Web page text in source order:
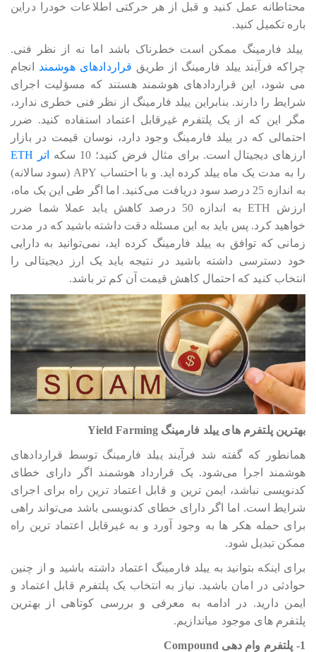
محتاطانه عمل کنید و قبل از هر حرکتی اطلاعات خودرا دراین
باره تکمیل کنید.
ییلد فارمینگ ممکن است خطرناک باشد اما نه از نظر فنی.
چراکه فرآیند ییلد فارمینگ از طریق قراردادهای هوشمند انجام
می شود، این قراردادهای هوشمند هستند که مسؤلیت اجرای
شرایط را دارند. بنابراین ییلد فارمینگ از نظر فنی خطری ندارد،
مگر این که از یک پلتفرم غیرقابل اعتماد استفاده کنید. ضرر
احتمالی که در ییلد فارمینگ وجود دارد، نوسان قیمت در بازار
ارزهای دیجیتال است. برای مثال فرض کنید؛ 10 سکه
اتر ETH
را به مدت یک ماه ییلد کرده اید. و با احتساب APY (سود سالانه)
به اندازه 25 درصد سود دریافت می‎‎‎‎‎‎کنید. اما اگر طی این یک ماه،
ارزش ETH به اندازه 50 درصد کاهش یابد عملا شما ضرر
خواهید کرد. پس باید به این مسئله دقت داشته باشید که در مدت
زمانی که توافق به ییلد فارمینگ کرده اید، نمی‎‎‎‎‎توانید به دارایی
خود دسترسی داشته باشید در نتیجه باید یک ارز دیجیتالی را
انتخاب کنید که احتمال کاهش قیمت آن کم تر باشد.
بهترین پلتفرم های ییلد فارمینگ Yield Farming
همانطور که گفته شد فرآیند ییلد فارمینگ توسط قراردادهای
هوشمند اجرا می‎‎‎‎‎‎‎‎‎شود. یک قرارداد هوشمند اگر دارای خطای
کدنویسی نباشد، ایمن ترین و قابل اعتماد ترین راه برای اجرای
شرایط است. اما اگر دارای خطای کدنویسی باشد می‎‎‎‎‎‎‎‎‎تواند راهی
برای حمله هکر ها به وجود آورد و به غیرقابل اعتماد ترین راه
ممکن تبدیل شود.
برای اینکه بتوانید به ییلد فارمینگ اعتماد داشته باشید و از چنین
حوادثی در امان باشید. نیاز به انتخاب یک پلتفرم قابل اعتماد و
ایمن دارید. در ادامه به معرفی و بررسی کوتاهی از بهترین
پلتفرم های موجود میاندازیم.
1- پلتفرم وام دهی Compound